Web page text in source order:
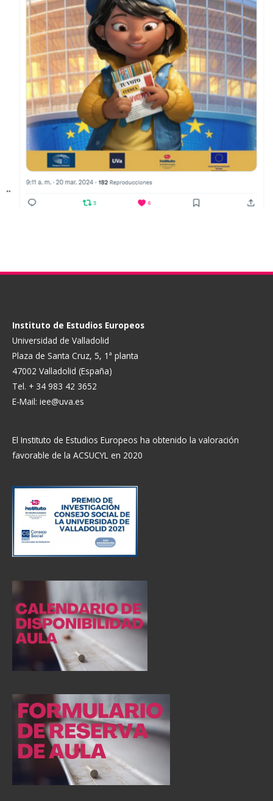
Instituto de Estudios Europeos
Universidad de Valladolid
Plaza de Santa Cruz, 5, 1ª planta
47002 Valladolid (España)
Tel. + 34 983 42 3652
E-Mail: iee@uva.es
El Instituto de Estudios Europeos ha obtenido la valoración
favorable de la ACSUCYL en 2020